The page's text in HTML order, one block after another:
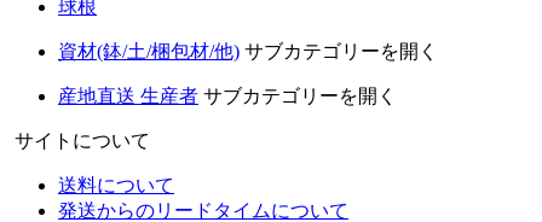
球根
資材(鉢/土/梱包材/他) サブカテゴリーを開く
産地直送 生産者 サブカテゴリーを開く
サイトについて
送料について
発送からのリードタイムについて